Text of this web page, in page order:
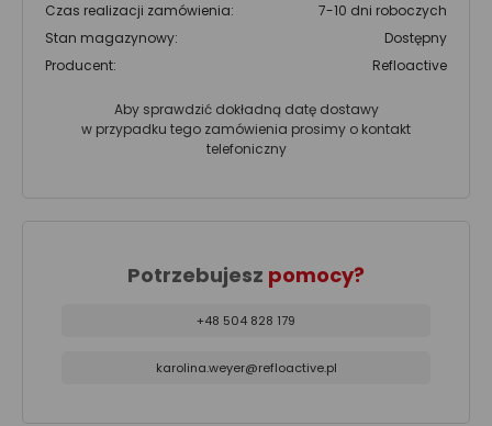
Czas realizacji zamówienia:
7-10 dni roboczych
Stan magazynowy:
Dostępny
Producent:
Refloactive
Aby sprawdzić dokładną datę dostawy
w przypadku tego zamówienia prosimy o kontakt
telefoniczny
Potrzebujesz pomocy?
+48 504 828 179
karolina.weyer@refloactive.pl